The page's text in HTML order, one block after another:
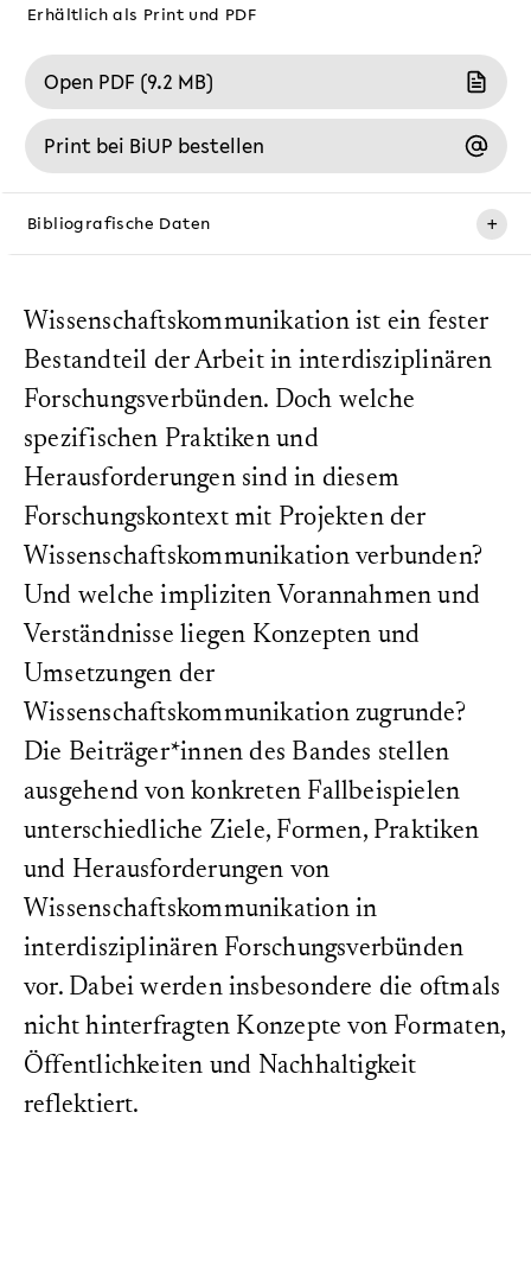
Wissenschaftskommunikation ist ein fester
Bestandteil der Arbeit in interdisziplinären
Forschungsverbünden. Doch welche
spezifischen Praktiken und
Herausforderungen sind in diesem
Forschungskontext mit Projekten der
Wissenschaftskommunikation verbunden?
Und welche impliziten Vorannahmen und
Verständnisse liegen Konzepten und
Umsetzungen der
Wissenschaftskommunikation zugrunde?
Die Beiträger*innen des Bandes stellen
ausgehend von konkreten Fallbeispielen
unterschiedliche Ziele, Formen, Praktiken
und Herausforderungen von
Wissenschaftskommunikation in
interdisziplinären Forschungsverbünden
vor. Dabei werden insbesondere die oftmals
nicht hinterfragten Konzepte von Formaten,
Öffentlichkeiten und Nachhaltigkeit
reflektiert.
Erhältlich als Print und PDF
Open PDF (9.2 MB)
Print bei BiUP bestellen
Bibliografische Daten +
ISBN (PDF):
978-3-69129-006-6
ISBN (Print):
978-3-69129-002-8
DOI:
Seitenanzahl:
277
Creative Commons Lizenz: